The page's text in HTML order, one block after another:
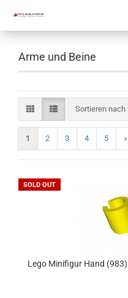
Arme und Beine
Sortieren nach
1 2 3 4 5 »
SOLD OUT
Lego Minifigur Hand (983)